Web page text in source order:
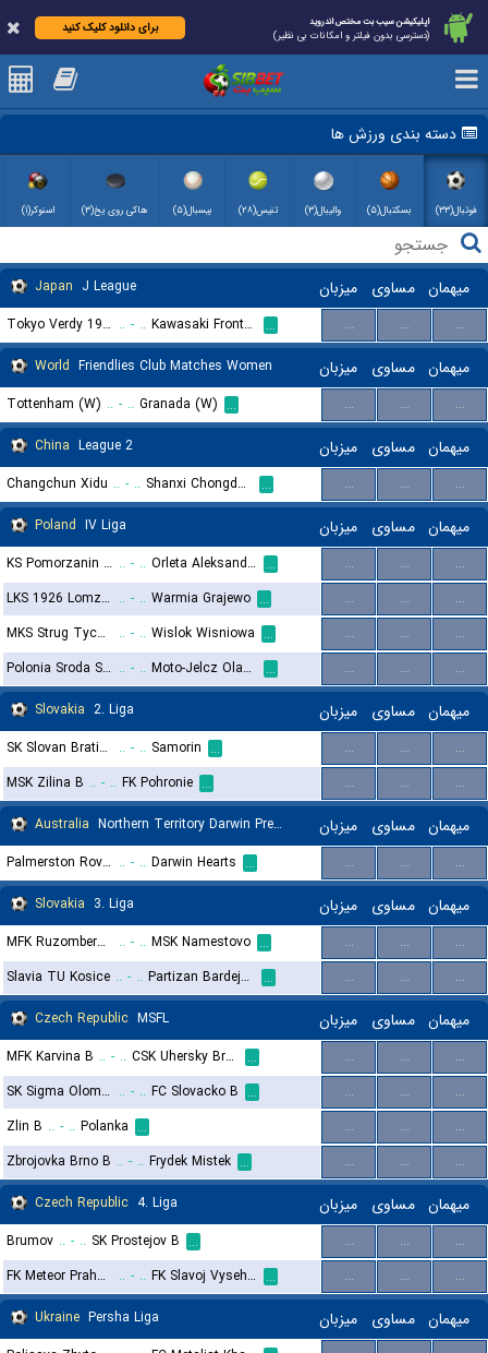
اپلیکیشن سیب بت مختص اندروید
(دسترسی بدون فیلتر و امکانات بی نظیر)
برای دانلود کلیک کنید
دسته بندی ورزش ها
فوتبال(۳۳) بسکتبال(۵) والیبال(۳) تنیس(۲۸) بیسبال(۵) هاکی روی یخ(۳) اسنوکر(۱)
Japan J League میزبان مساوی میهمان
Tokyo Verdy 1969 .. - .. Kawasaki Frontale ... ... ...
...
World Friendlies Club Matches Women میزبان مساوی میهمان
Tottenham (W) .. - .. Granada (W) ... ... ...
...
China League 2 میزبان مساوی میهمان
Changchun Xidu .. - .. Shanxi Chongde Ronghai Football Club ... ... ...
...
Poland IV Liga میزبان مساوی میهمان
KS Pomorzanin Torun .. - .. Orleta Aleksandrow Kujawski ... ... ...
...
LKS 1926 Lomza II .. - .. Warmia Grajewo ... ... ...
...
MKS Strug Tyczyn
.. - .. Wislok Wisniowa ... ... ...
...
Polonia Sroda Slaska .. - .. Moto-Jelcz Olawa ... ... ...
...
Slovakia 2. Liga میزبان مساوی میهمان
SK Slovan Bratislava B .. - .. Samorin ... ... ...
...
MSK Zilina B .. - .. FK Pohronie ... ... ...
...
Australia Northern Territory Darwin Premier League میزبان مساوی میهمان
Palmerston Rovers .. - .. Darwin Hearts ... ... ...
...
Slovakia 3. Liga میزبان مساوی میهمان
MFK Ruzomberok B .. - .. MSK Namestovo ... ... ...
...
Slavia TU Kosice .. - .. Partizan Bardejov ... ... ...
...
Czech Republic MSFL میزبان مساوی میهمان
MFK Karvina B .. - .. CSK Uhersky Brod ... ... ...
...
SK Sigma Olomouc 2 .. - .. FC Slovacko B ... ... ...
...
Zlin B .. - .. Polanka ... ... ...
...
Zbrojovka Brno B .. - .. Frydek Mistek ... ... ...
...
Czech Republic 4. Liga میزبان مساوی میهمان
Brumov .. - .. SK Prostejov B ... ... ...
...
FK Meteor Praha VIII
.. - .. FK Slavoj Vysehrad ... ... ...
...
Ukraine Persha Liga میزبان مساوی میهمان